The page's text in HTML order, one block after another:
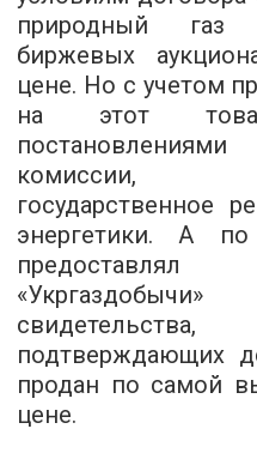
природный газ
биржевых
цене. Но с учетом
на этот
комиссии,
государственное
энергетики. А
подтверждающих
продан по самой
цене.